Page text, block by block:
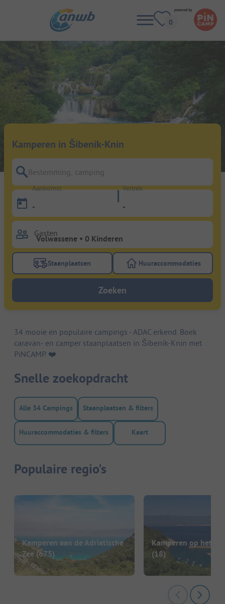
Kamperen in Šibenik-Knin
Bestemming, camping
Aankomst
-
Vertrek
-
Gasten
Gebruik de filterknop staanplaatsen om te zoeken
Staanplaatsen Gebruik de
Huuraccommodaties
Zoeken
34 mooie en populaire campings - ADAC erkend. Boek
caravan- en camper staanplaatsen in Šibenik-Knin met
PiNCAMP. ❤️️
Snelle zoekopdracht
Alle 34 Campings Staanplaatsen & filters
Huuraccommodaties & filters Kaart
Populaire regio's
Kamperen aan de Adriatische
Zee (675)
Kamperen op het
(18)